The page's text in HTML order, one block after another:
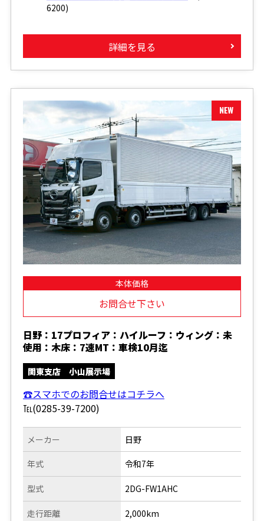
6200)
詳細を見る
本体価格
お問合せ下さい
日野：17プロフィア：ハイルーフ：ウィング：未
使用：木床：7速MT：車検10月迄
関東支店 小山展示場
☎スマホでのお問合せはコチラへ
℡(0285-39-7200)
メーカー
年式
型式
走行距離
日野
令和7年
2DG-FW1AHC
2,000km